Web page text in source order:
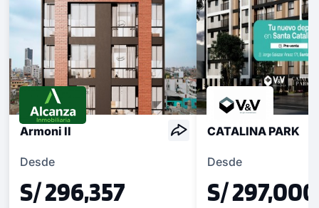
Armoni II
Desde
S/ 296,357
CATALINA PARK
Desde
S/ 297,000